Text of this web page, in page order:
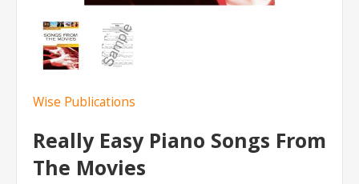
Wise Publications
Really Easy Piano Songs From
The Movies